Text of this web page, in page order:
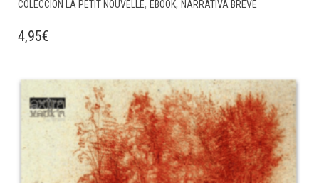
COLECCIÓN LA PETIT NOUVELLE, EBOOK, NARRATIVA BREVE
4,95€